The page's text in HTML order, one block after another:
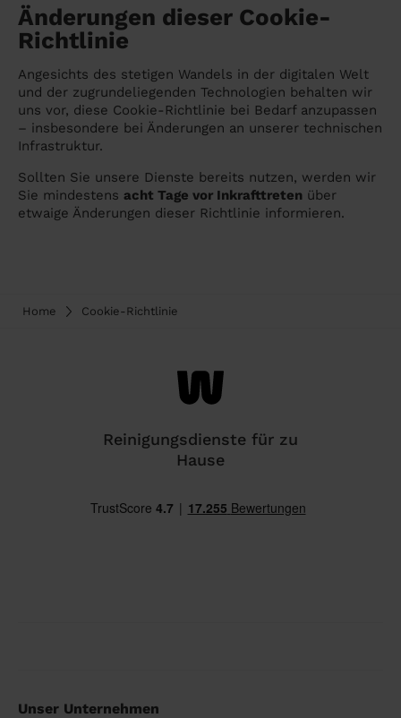
Änderungen dieser Cookie-
Richtlinie
Angesichts des stetigen Wandels in der digitalen Welt
und der zugrundeliegenden Technologien behalten wir
uns vor, diese Cookie-Richtlinie bei Bedarf anzupassen
– insbesondere bei Änderungen an unserer technischen
Infrastruktur.
Sollten Sie unsere Dienste bereits nutzen, werden wir
Sie mindestens acht Tage vor Inkrafttreten über
etwaige Änderungen dieser Richtlinie informieren.
Home Cookie-Richtlinie
Reinigungsdienste für zu
Hause
Unser Unternehmen